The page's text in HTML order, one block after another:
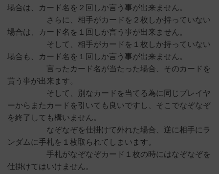
場合は、カード名を２回しか言う事が出来ません。
さらに、相手がカードを２枚しか持っていない
場合は、カード名を１回しか言う事が出来ません。
そして、相手がカードを１枚しか持っていない
場合も、カード名を１回しか言う事が出来ません。
言ったカード名が当たった場合、そのカードを
貰う事が出来ます。
そして、別なカードを当てる為に同じプレイヤ
ーからまたカードを引いても良いですし、そこでなぞなぞ
を終了しても構いません。
なぞなぞを仕掛けて外れた場合、逆に相手にラ
ンダムに手札を１枚取られてしまいます。
手札がなぞなぞカード１枚の時にはなぞなぞを
仕掛けてはいけません。